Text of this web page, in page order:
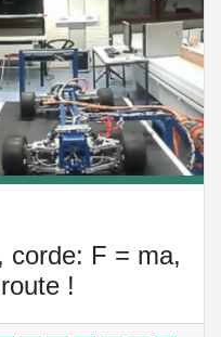
corde: F = ma,
!